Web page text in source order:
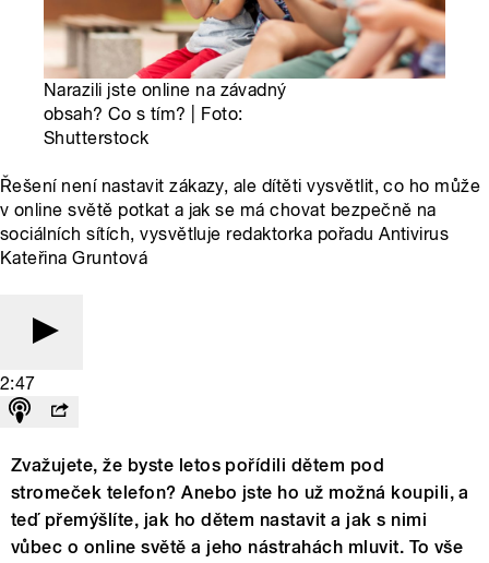
Narazili jste online na závadný
obsah? Co s tím? | Foto:
Shutterstock
Řešení není nastavit zákazy, ale dítěti vysvětlit, co ho může
v online světě potkat a jak se má chovat bezpečně na
sociálních sítích, vysvětluje redaktorka pořadu Antivirus
Kateřina Gruntová
2:47
Zvažujete, že byste letos pořídili dětem pod
stromeček telefon? Anebo jste ho už možná koupili, a
teď přemýšlíte, jak ho dětem nastavit a jak s nimi
vůbec o online světě a jeho nástrahách mluvit. To vše